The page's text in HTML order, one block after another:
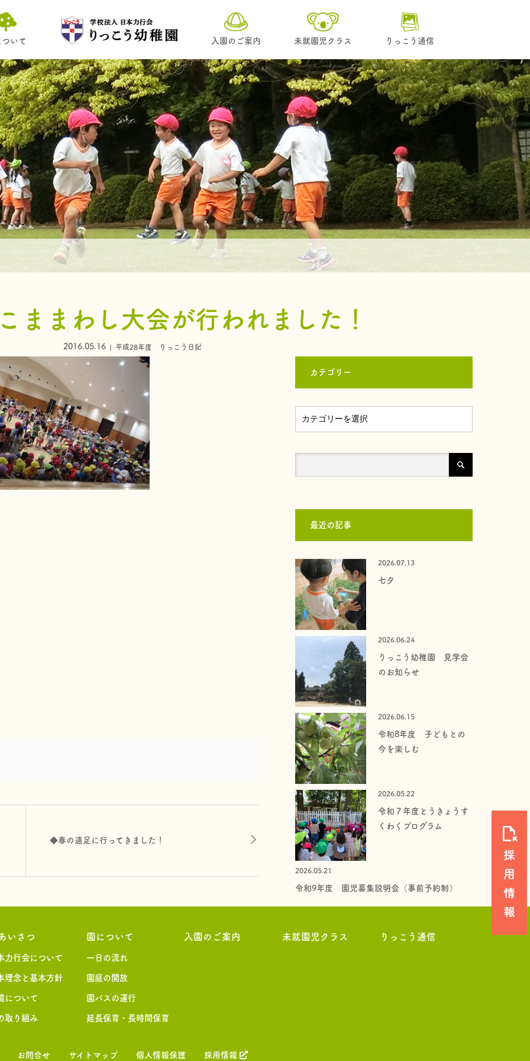
ついて 入園のご案内 未就園児クラス りっこう通信
ままわし大会が行われました！
2016.05.16 平成28年度 りっこう日記
◆春の遠足に行ってきました！
カテゴリー
最近の記事
2026.07.13
七夕
2026.06.24
りっこう幼稚園 見学会
のお知らせ
2026.06.15
令和8年度 子どもとの
今を楽しむ
2026.05.22
令和７年度とうきょうす
くわくプログラム
2026.05.21
令和9年度 園児募集説明会（事前予約制）
いさつ
力行会について
理念と基本方針
について
取り組み
園について
一日の流れ
園庭の開放
園バスの運行
延長保育・長時間保育
入園のご案内 未就園児クラス りっこう通信
お問合せ サイトマップ 個人情報保護 採用情報